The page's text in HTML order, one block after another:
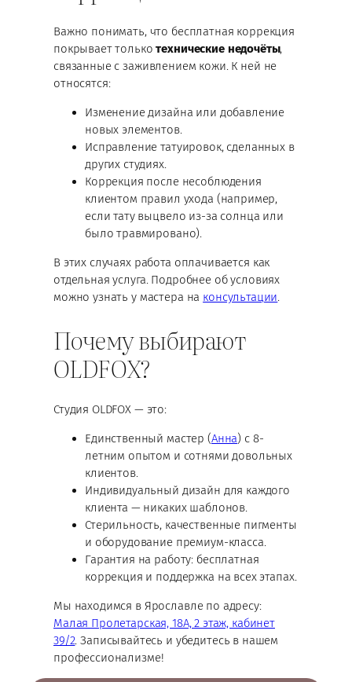
Важно понимать, что бесплатная коррекция
покрывает толькотехнические недочёты,
связанные с заживлением кожи. К ней не
относятся:
Изменение дизайна или добавление
новых элементов.
Исправление татуировок, сделанных в
других студиях.
Коррекция после несоблюдения
клиентом правил ухода (например,
если тату выцвело из-за солнца или
было травмировано).
В этих случаях работа оплачивается как
отдельная услуга. Подробнее об условиях
можно узнать у мастера на консультации.
Почему выбирают
OLDFOX?
Студия OLDFOX — это:
Единственный мастер (Анна) с 8-
летним опытом и сотнями довольных
клиентов.
Индивидуальный дизайн для каждого
клиента — никаких шаблонов.
Стерильность, качественные пигменты
и оборудование премиум-класса.
Гарантия на работу: бесплатная
коррекция и поддержка на всех этапах.
Мы находимся в Ярославле по адресу:
Малая Пролетарская, 18А, 2 этаж, кабинет
39/2. Записывайтесь и убедитесь в нашем
профессионализме!